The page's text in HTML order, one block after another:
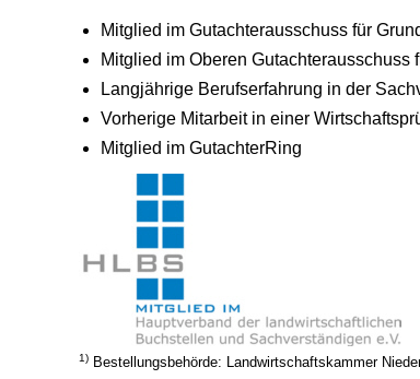
Mitglied im Gutachterausschuss für
Mitglied im Oberen
Langjährige Berufserfahrung in der
Vorherige Mitarbeit in einer
Mitglied im GutachterRing
1) Bestellungsbehörde: Landwirtschaftskammer